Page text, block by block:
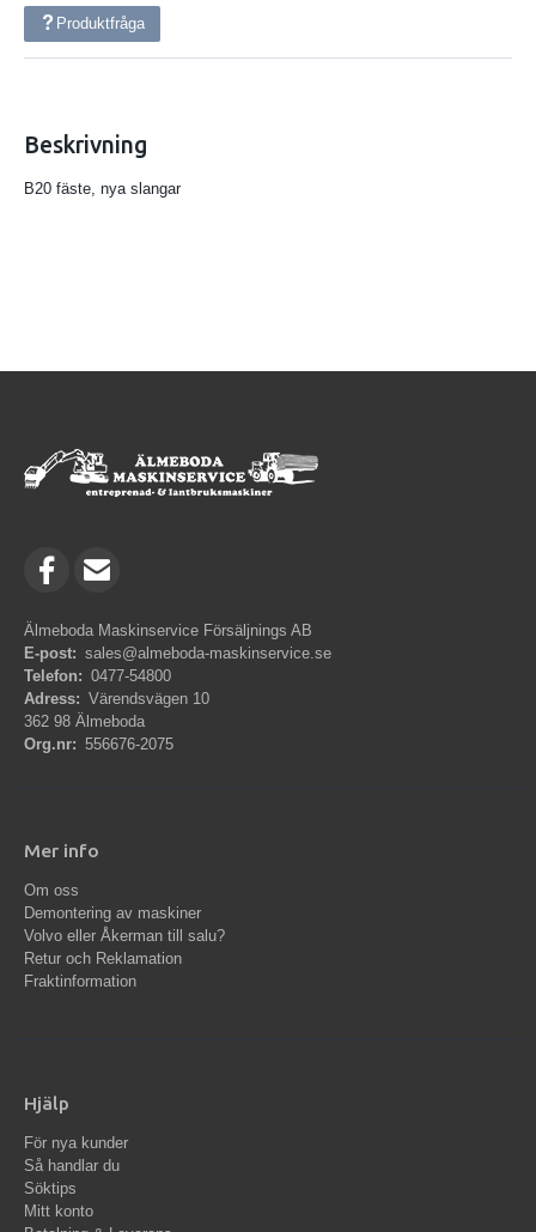
Produktfråga
Beskrivning
B20 fäste, nya slangar
Älmeboda Maskinservice Försäljnings AB
E-post: sales@almeboda-maskinservice.se
Telefon: 0477-54800
Adress: Värendsvägen 10
362 98 Älmeboda
Org.nr: 556676-2075
Mer info
Om oss
Demontering av maskiner
Volvo eller Åkerman till salu?
Retur och Reklamation
Fraktinformation
Hjälp
För nya kunder
Så handlar du
Söktips
Mitt konto